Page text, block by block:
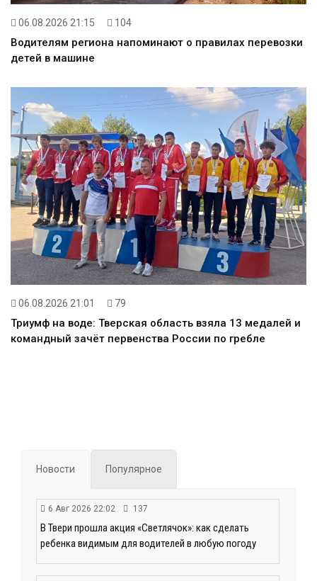
06.08.2026 21:15 104
Водителям региона напоминают о правилах перевозки
детей в машине
06.08.2026 21:01 79
Триумф на воде: Тверская область взяла 13 медалей и
командный зачёт первенства России по гребле
Новости Популярное
6 Авг 2026 22:02 137
В Твери прошла акция «Светлячок»: как сделать
ребенка видимым для водителей в любую погоду